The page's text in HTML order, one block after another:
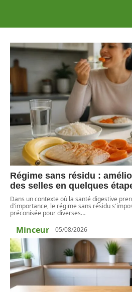
Régime sans résidu :
des selles en quelques
Dans un contexte où la santé digestive
d'importance, le régime sans résidu
préconisée pour diverses…
Minceur 05/08/2026